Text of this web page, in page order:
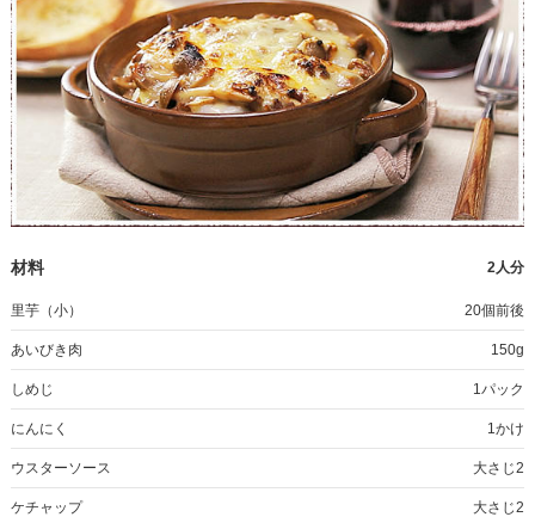
材料 2人分
里芋（小） 20個前後
あいびき肉 150g
しめじ 1パック
にんにく 1かけ
ウスターソース 大さじ2
ケチャップ 大さじ2